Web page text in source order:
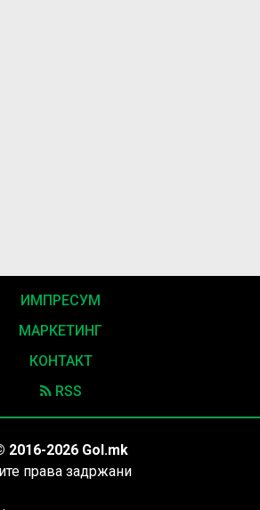
ИМПРЕСУМ
МАРКЕТИНГ
КОНТАКТ
RSS
2016-2026 Gol.mk
права задржани